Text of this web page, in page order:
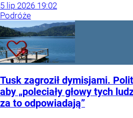
5 lip 2026 19:02
Podróże
Tusk zagroził dymisjami.
aby „poleciały głowy tych
za to odpowiadają”